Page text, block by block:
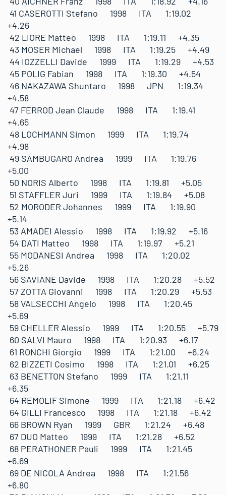
41 CASEROTTI Stefano 1998 ITA 1:19.02
+4.26
42 LIORE Matteo 1998 ITA 1:19.11 +4.35
43 MOSER Michael 1998 ITA 1:19.25 +4.49
44 IOZZELLI Davide 1999 ITA 1:19.29 +4.53
45 POLIG Fabian 1998 ITA 1:19.30 +4.54
46 NAKAZAWA Shuntaro 1998 JPN 1:19.34
+4.58
47 FERROD Jean Claude 1998 ITA 1:19.41
+4.65
48 LOCHMANN Simon 1999 ITA 1:19.74
+4.98
49 SAMBUGARO Andrea 1999 ITA 1:19.76
+5.00
50 NORIS Alberto 1998 ITA 1:19.81 +5.05
51 STAFFLER Juri 1999 ITA 1:19.84 +5.08
52 MORODER Johannes 1999 ITA 1:19.90
+5.14
53 AMADEI Alessio 1998 ITA 1:19.92 +5.16
54 DATI Matteo 1998 ITA 1:19.97 +5.21
55 MODANESI Andrea 1998 ITA 1:20.02
+5.26
56 SAVIANE Davide 1998 ITA 1:20.28 +5.52
57 ZOTTA Giovanni 1998 ITA 1:20.29 +5.53
58 VALSECCHI Angelo 1998 ITA 1:20.45
+5.69
59 CHELLER Alessio 1999 ITA 1:20.55 +5.79
60 SALVI Mauro 1998 ITA 1:20.93 +6.17
61 RONCHI Giorgio 1999 ITA 1:21.00 +6.24
62 BIZZETI Cosimo 1998 ITA 1:21.01 +6.25
63 BENETTON Stefano 1999 ITA 1:21.11
+6.35
64 REMOLIF Simone 1999 ITA 1:21.18 +6.42
64 GILLI Francesco 1998 ITA 1:21.18 +6.42
66 BROWN Ryan 1999 GBR 1:21.24 +6.48
67 DUO Matteo 1999 ITA 1:21.28 +6.52
68 PERATHONER Pauli 1999 ITA 1:21.45
+6.69
69 DE NICOLA Andrea 1998 ITA 1:21.56
+6.80